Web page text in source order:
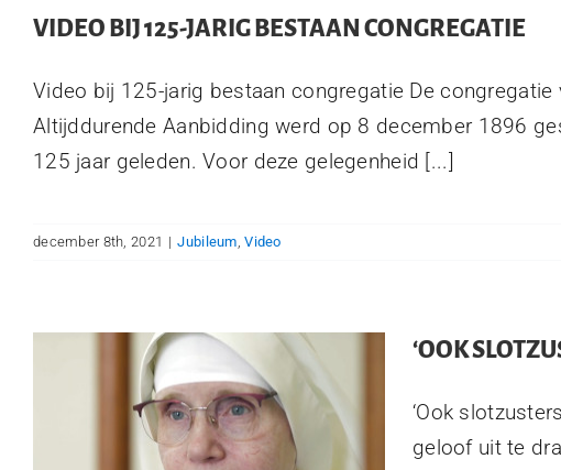
VIDEO BIJ 125-JARIG BESTAAN CONGREGATIE
Video bij 125-jarig bestaan congregatie De
Altijddurende Aanbidding werd op 8 december 1896
125 jaar geleden. Voor deze gelegenheid [...]
december 8th, 2021 | Jubileum,Video
‘OOK
‘Ook
geloof uit te